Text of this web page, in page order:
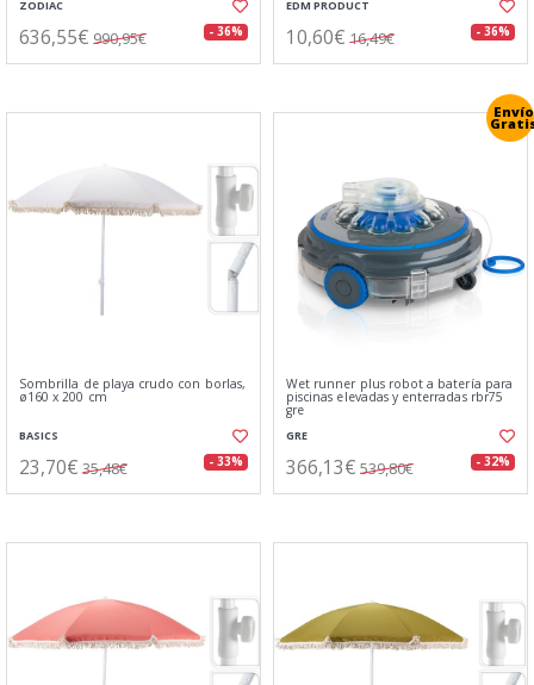
ZODIAC
636,55€ 990,95€ - 36%
EDM PRODUCT
10,60€ 16,49€ - 36%
Sombrilla de playa crudo con borlas,
ø160 x 200 cm
BASICS
23,70€ 35,48€ - 33%
Envío
Wet runner plus robot a batería para
piscinas elevadas y enterradas rbr75
gre
GRE
366,13€ 539,80€ - 32%